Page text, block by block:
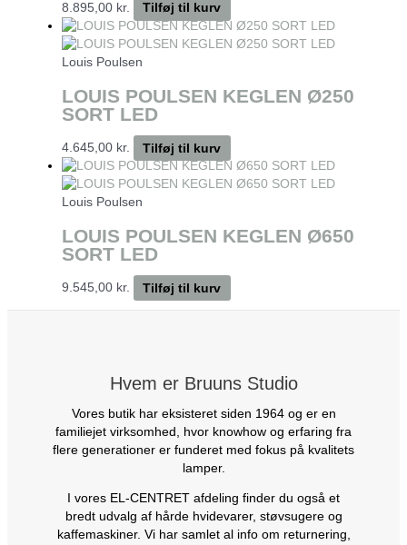
8.895,00 kr. Tilføj til kurv
Louis Poulsen
LOUIS POULSEN KEGLEN Ø250
SORT LED
4.645,00 kr. Tilføj til kurv
Louis Poulsen
LOUIS POULSEN KEGLEN Ø650
SORT LED
9.545,00 kr. Tilføj til kurv
Hvem er Bruuns Studio
Vores butik har eksisteret siden 1964 og er en
familiejet virksomhed, hvor knowhow og erfaring fra
flere generationer er funderet med fokus på kvalitets
lamper.
I vores EL-CENTRET afdeling finder du også et
bredt udvalg af hårde hvidevarer, støvsugere og
kaffemaskiner. Vi har samlet al info om returnering,